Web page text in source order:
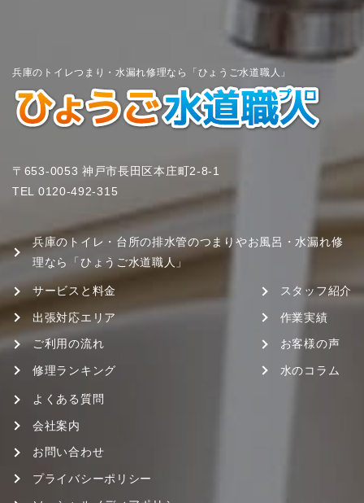
兵庫のトイレつまり・水漏れ修理なら「ひょうご水道職人」
〒653-0053 神戸市長田区本庄町2-8-1
TEL 0120-492-315
兵庫のトイレ・台所の排水管のつまりやお風呂・水漏れ修
理なら「ひょうご水道職人」
サービスと料金
出張対応エリア
ご利用の流れ
修理ランキング
スタッフ紹介
作業実績
お客様の声
水のコラム
よくある質問
会社案内
お問い合わせ
プライバシーポリシー